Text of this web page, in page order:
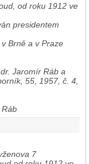
od roku 1912 ve
presidentem
Brně a v Praze
Jaromír Ráb a
55, 1957, č. 4,
7